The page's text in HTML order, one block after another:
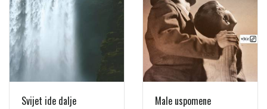
Svijet ide dalje Male uspomene